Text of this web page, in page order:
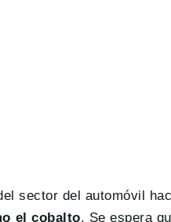
sector del automóvil
el cobalto. Se espera